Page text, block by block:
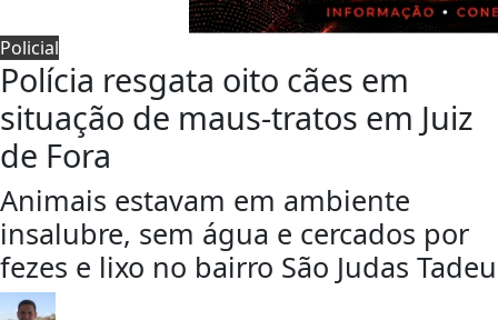
Policial
Polícia resgata oito cães em
situação de maus-tratos em Juiz
de Fora
Animais estavam em ambiente
insalubre, sem água e cercados por
fezes e lixo no bairro São Judas Tadeu